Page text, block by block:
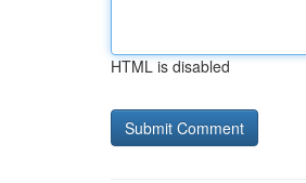
HTML is disabled